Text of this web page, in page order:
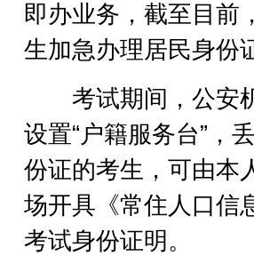
即办业务，截至目前
生加急办理居民身份
考试期间，公安
设置“户籍服务台”，
份证的考生，可由本
场开具《常住人口信
考试身份证明。